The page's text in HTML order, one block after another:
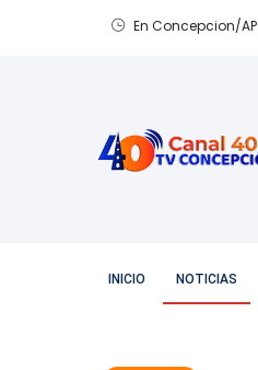
En Concepcion/AP
INICIO NOTICIAS